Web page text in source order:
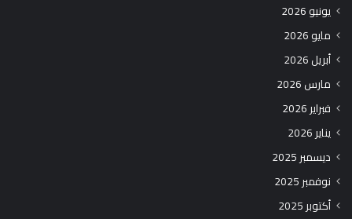
يونيو 2026
مايو 2026
أبريل 2026
مارس 2026
فبراير 2026
يناير 2026
ديسمبر 2025
نوفمبر 2025
أكتوبر 2025